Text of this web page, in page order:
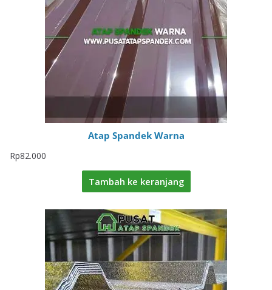
Atap Spandek Warna
Rp82.000
Tambah ke keranjang